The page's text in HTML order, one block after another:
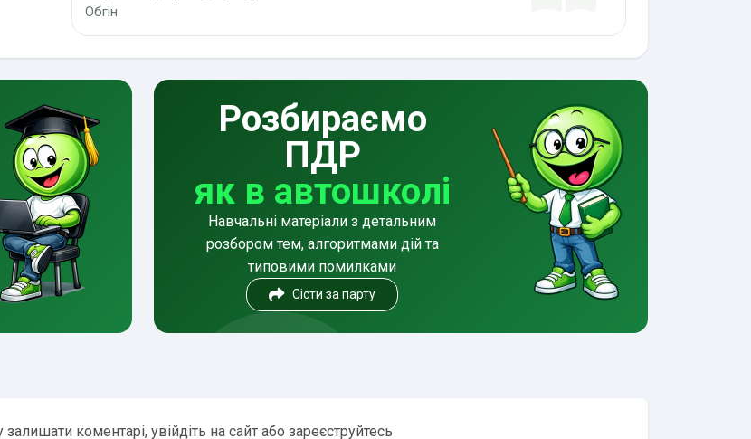
Обгін
Розбираємо
ПДР
як в автошколі
Навчальні матеріали з детальним
розбором тем, алгоритмами дій та
типовими помилками
Сісти за парту
коментарі, увійдіть на сайт або зареєструйтесь